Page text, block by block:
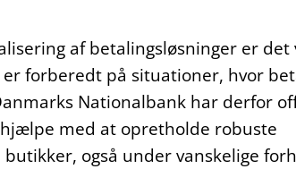
af betalingsløsninger er det
forberedt på situationer, hvor
Nationalbank har derfor
med at opretholde robuste
også under vanskelige